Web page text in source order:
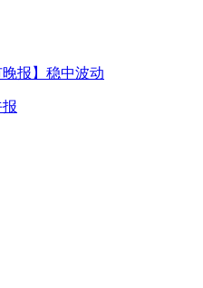
晚报】稳中波动